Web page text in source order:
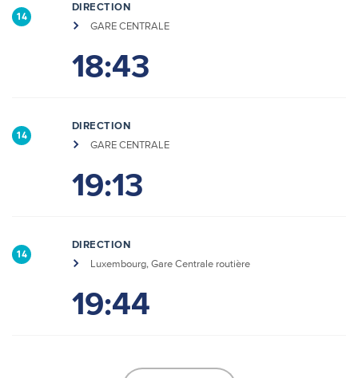
14
DIRECTION
GARE CENTRALE
18:43
14
DIRECTION
GARE CENTRALE
19:13
14
DIRECTION
Luxembourg, Gare Centrale routière
19:44